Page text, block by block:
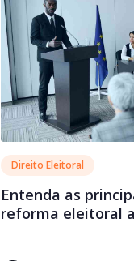
Direito Eleitoral
Entenda as
reforma eleitoral